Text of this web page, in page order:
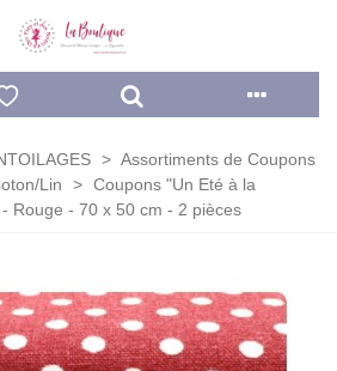
> Assortiments de Coupons
Lin > Coupons "Un Eté à la
Rouge - 70 x 50 cm - 2 pièces